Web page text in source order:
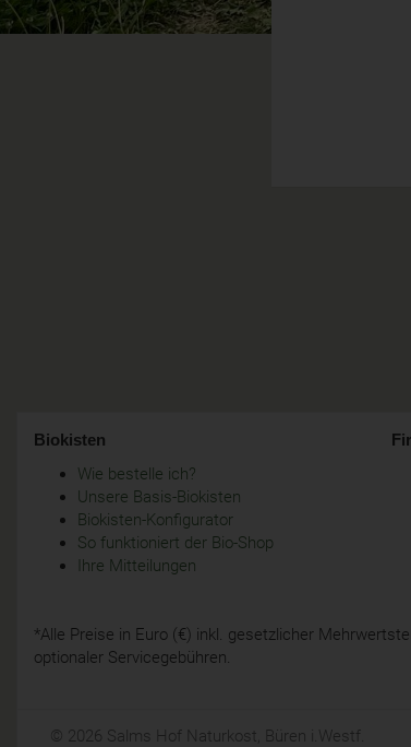
Biokisten
Wie bestelle ich?
Unsere Basis-Biokisten
Biokisten-Konfigurator
So funktioniert der Bio-Shop
Ihre Mitteilungen
*Alle Preise in Euro (€) inkl. gesetzlicher
optionaler Servicegebühren.
© 2026 Salms Hof Naturkost, Büren i.Westf.